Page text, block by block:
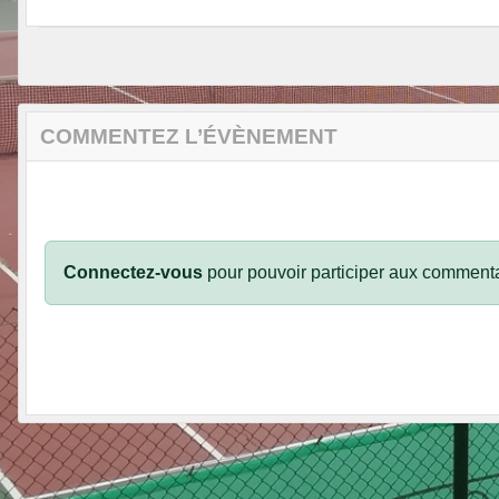
COMMENTEZ L’ÉVÈNEMENT
Connectez-vous pour pouvoir participer aux